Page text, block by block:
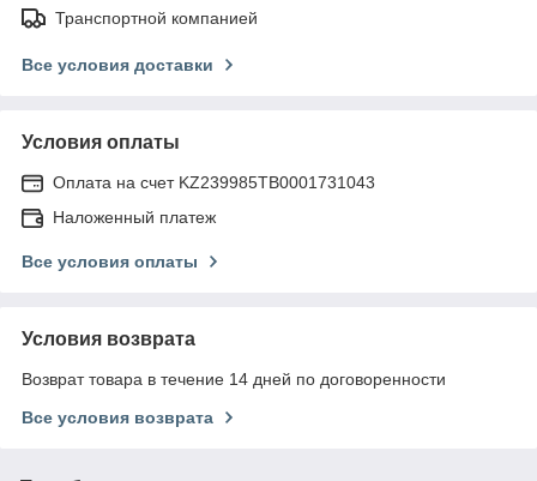
Транспортной компанией
Все условия доставки
Условия оплаты
Оплата на счет KZ239985TB0001731043
Наложенный платеж
Все условия оплаты
Условия возврата
Возврат товара в течение 14 дней по договоренности
Все условия возврата